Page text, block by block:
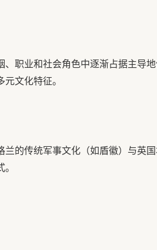
、职业和社会角色中逐渐占据主导
文化特征。
兰的传统军事文化（如盾徽）与英